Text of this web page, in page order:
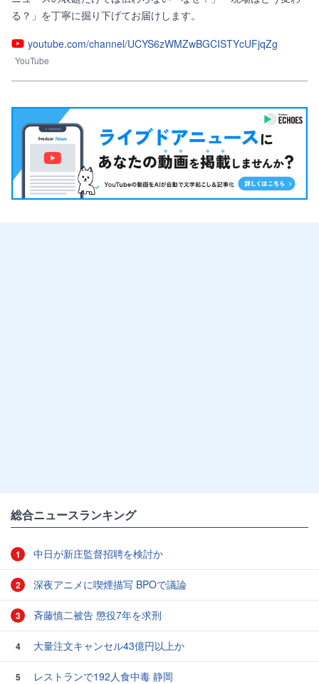
る？」を丁寧に掘り下げてお届けします。
youtube.com/channel/UCYS6zWMZwBGCISTYcUFjqZg
YouTube
総合ニュースランキング
1 中日が新庄監督招聘を検討か
2 深夜アニメに喫煙描写 BPOで議論
3 斉藤慎二被告 懲役7年を求刑
4 大量注文キャンセル43億円以上か
5
レストランで192人食中毒 静岡